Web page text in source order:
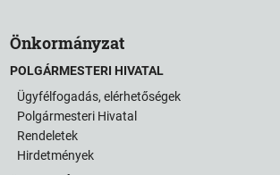
Önkormányzat
POLGÁRMESTERI HIVATAL
Ügyfélfogadás, elérhetőségek
Polgármesteri Hivatal
Rendeletek
Hirdetmények